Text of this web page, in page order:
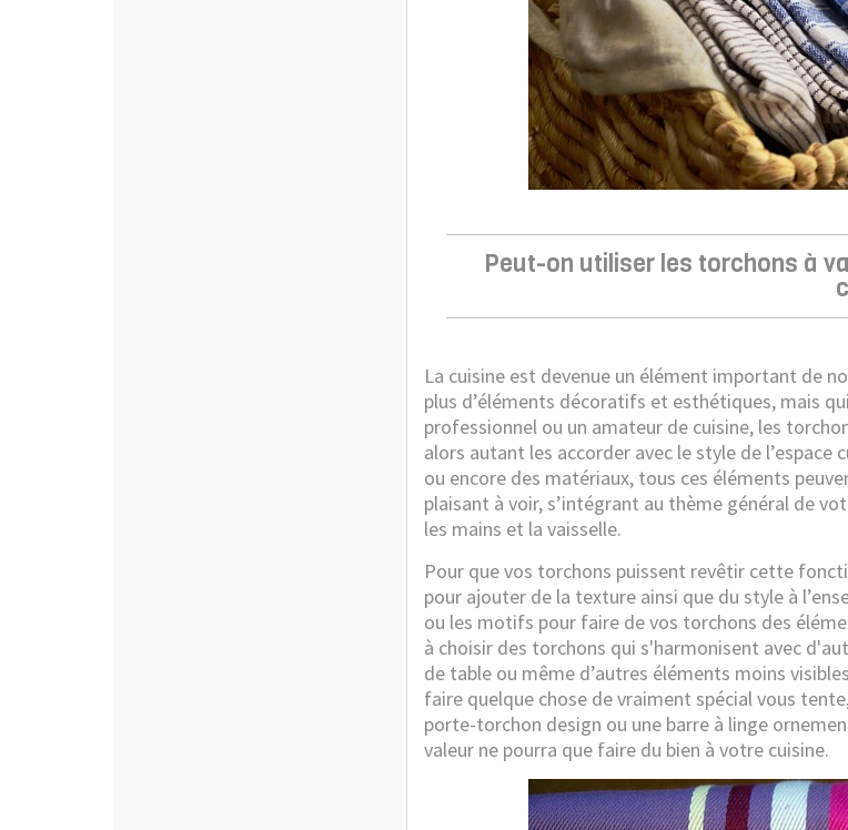
Peut-on utiliser les torchons à
La cuisine est devenue un élément important de
plus d’éléments décoratifs et esthétiques, mais
professionnel ou un amateur de cuisine, les
alors autant les accorder avec le style de l’espace
ou encore des matériaux, tous ces éléments
plaisant à voir, s’intégrant au thème général de
les mains et la vaisselle.
Pour que vos torchons puissent revêtir cette
pour ajouter de la texture ainsi que du style à
ou les motifs pour faire de vos torchons des
à choisir des torchons qui s'harmonisent avec
de table ou même d’autres éléments moins
faire quelque chose de vraiment spécial vous
porte-torchon design ou une barre à linge
valeur ne pourra que faire du bien à votre cuisine.